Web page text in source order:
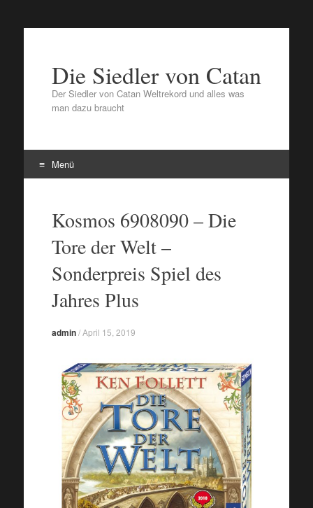
Die Siedler von Catan
Der Siedler von Catan Weltrekord und alles was
man dazu braucht
Menü
springenKosmos 6908090 – Die
Tore der Welt –
Sonderpreis Spiel des
Jahres Plus
admin/April 15, 2019